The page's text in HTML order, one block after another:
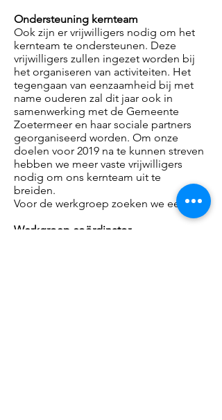
Ondersteuning kernteam
Ook zijn er vrijwilligers nodig om het
kernteam te ondersteunen. Deze
vrijwilligers zullen ingezet worden bij
het organiseren van activiteiten. Het
tegengaan van eenzaamheid bij met
name ouderen zal dit jaar ook in
samenwerking met de Gemeente
Zoetermeer en haar sociale partners
georganiseerd worden. Om onze
doelen voor 2019 na te kunnen streven
hebben we meer vaste vrijwilligers
nodig om ons kernteam uit te
breiden.
Voor de werkgroep zoeken we een:
Werkgroep coördinator